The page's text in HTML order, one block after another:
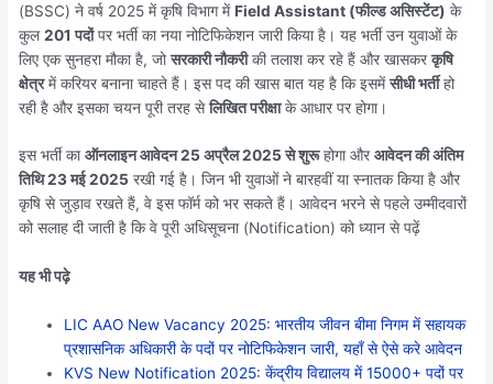
(BSSC) ने वर्ष 2025 में कृषि विभाग मेंField Assistant (फील्ड असिस्टेंट) के
कुल201 पदोंपर भर्ती का नया नोटिफिकेशन जारी किया है। यह भर्ती उन युवाओं के
लिए एक सुनहरा मौका है, जोसरकारी नौकरीकी तलाश कर रहे हैं और खासकरकृषि
क्षेत्रमें करियर बनाना चाहते हैं। इस पद की खास बात यह है कि इसमेंसीधी भर्तीहो
रही है और इसका चयन पूरी तरह सेलिखित परीक्षाके आधार पर होगा।
इस भर्ती काऑनलाइन आवेदन 25 अप्रैल 2025 से शुरूहोगा औरआवेदन की अंतिम
तिथि 23 मई 2025 रखी गई है। जिन भी युवाओं ने बारहवीं या स्नातक किया है और
कृषि से जुड़ाव रखते हैं, वे इस फॉर्म को भर सकते हैं। आवेदन भरने से पहले उम्मीदवारों
को सलाह दी जाती है कि वे पूरी अधिसूचना (Notification) को ध्यान से पढ़ें
यह भी पढ़े
LIC AAO New Vacancy 2025: भारतीय जीवन बीमा निगम में सहायक
प्रशासनिक अधिकारी के पदों पर नोटिफिकेशन जारी, यहाँ से ऐसे करे आवेदन
KVS New Notification 2025: केंद्रीय विद्यालय में 15000+ पदों पर